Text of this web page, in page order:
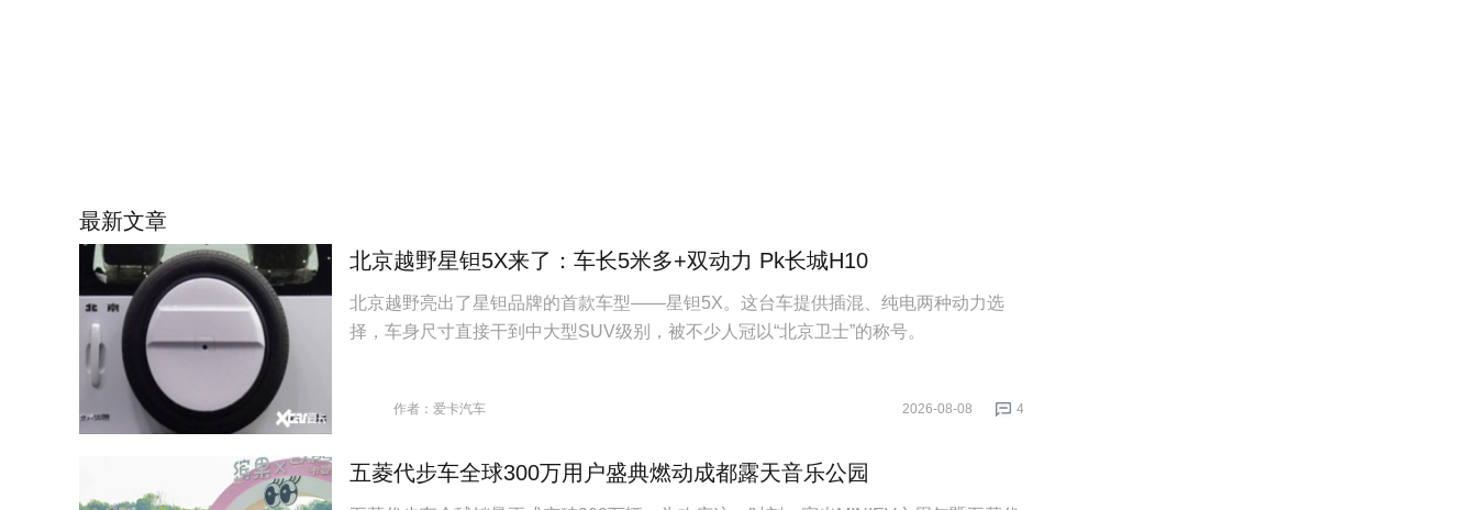
最新文章
北京越野星钽5X来了：车长5米多+双动力 Pk长城H10
北京越野亮出了星钽品牌的首款车型——星钽5X。这台车提供插混、纯电两种动力选
择，车身尺寸直接干到中大型SUV级别，被不少人冠以“北京卫士”的称号。
作者：爱卡汽车 4
2026-08-08
五菱代步车全球300万用户盛典燃动成都露天音乐公园